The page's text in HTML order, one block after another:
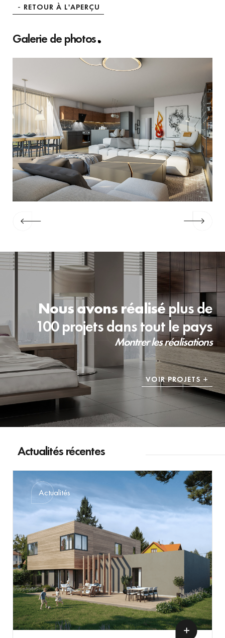
RETOUR À L'APERÇU
Galerie de photos
Nous avons réalisé plus de
100 projets dans tout le pays
Montrer les réalisations
VOIR PROJETS
Actualités récentes
Actualités